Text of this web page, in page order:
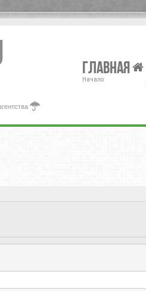
Главная
Начало